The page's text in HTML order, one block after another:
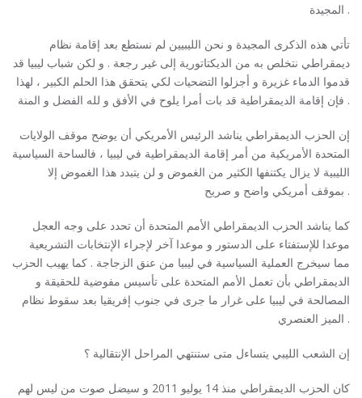
المجيدة .
تأتي هذه الذكرى المجيدة و نحن الليبيين لم نستطع بعد إقامة نظام
ديمقراطي نتخلص به من الديكتاتورية إلى غير رجعة . و لكن شباب ليبيا قد
قدموا الدماء غزيرة و أجزلوا التضحيات لكي يتحقق هذا الحلم الكبير ، لهذا
فإن إقامة الديمقراطية قد بات أمرا يلوح في الأفق و لله الفضل و المنة .
إن الحزب الديمقراطي يناشد الرئيس الأمريكي أن يوضح موقف الولايات
المتحدة الأمريكية من أمر إقامة الديمقراطية في ليبيا ، فالساحة السياسية
الليبية لا يزال يكتنفها الكثير من الغموض و لن يتبدد هذا الغموض إلا
بموقف أمريكي واضح و صريح .
كما يناشد الحزب الديمقراطي الأمم المتحدة أن تحدد على وجه العجل
موعدا للإستفتاء على الدستور و موعدا آخر لإجراء الإنتخابات التشريعية
مما سيخرج العملية السياسية في ليبيا من عنق الزجاجة . كما يهيب الحزب
الديمقراطي بأن تعمل الأمم المتحدة على تأسيس مفوضية للحقيقة و
المصالحة في ليبيا على غرار ما جرى في جنوب إفريقيا بعد سقوط نظام
الميز العنصري .
إن الشعب الليبي يتساءل متى ستنتهي المراحل الإنتقالية ؟
كان الحزب الديمقراطي منذ 14 يوليو 2011 و سيضل صوت من ليس لهم